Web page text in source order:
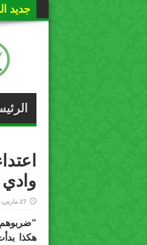
جديد
27 مارس، 2017